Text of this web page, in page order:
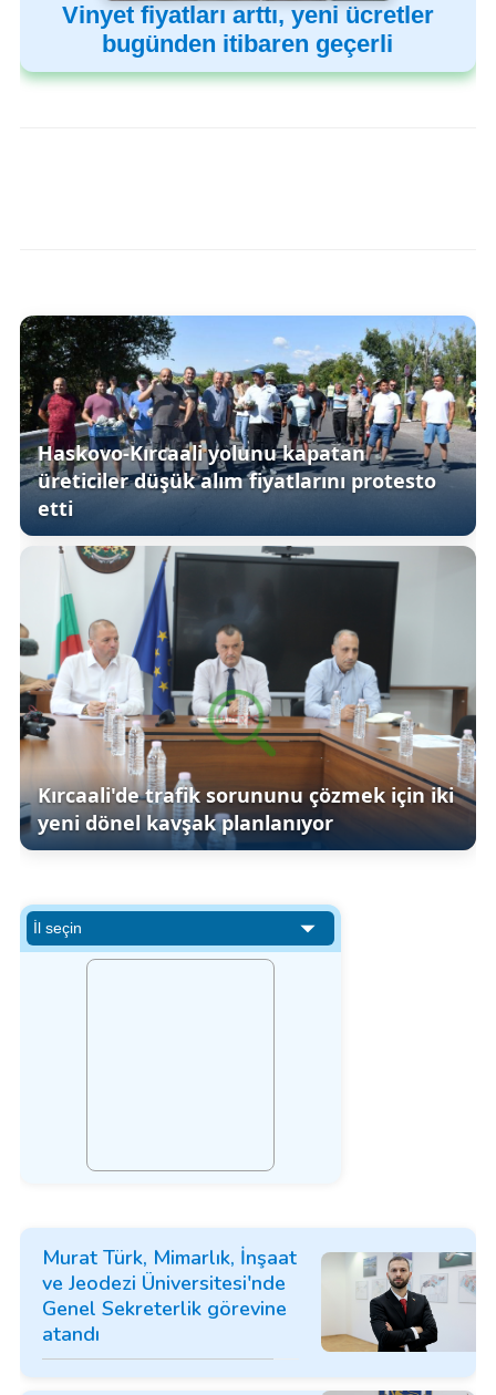
Vinyet fiyatları arttı, yeni ücretler
bugünden itibaren geçerli
Haskovo-Kırcaali yolunu kapatan
üreticiler düşük alım fiyatlarını protesto
etti
Kırcaali'de trafik sorununu çözmek için iki
yeni dönel kavşak planlanıyor
Murat Türk, Mimarlık, İnşaat
ve Jeodezi Üniversitesi'nde
Genel Sekreterlik görevine
atandı